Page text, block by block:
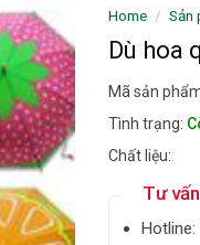
Home / Sản
Dù hoa
Mã sản
Tình trạng:
Chất liệu:
Tư
Hotline: